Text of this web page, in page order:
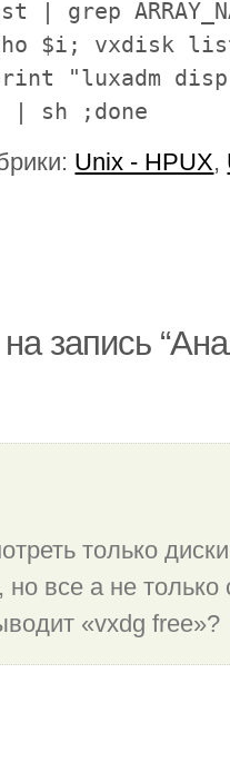
$i; vxdisk
"luxadm
| sh ;done
Unix - HPUX,
запись
только
но все а не
«vxdg free»?